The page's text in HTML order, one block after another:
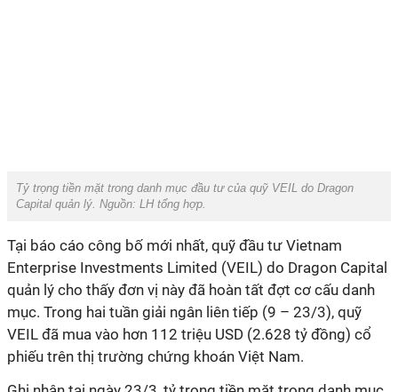
Tỷ trọng tiền mặt trong danh mục đầu tư của quỹ VEIL do Dragon
Capital quản lý. Nguồn: LH tổng hợp.
Tại báo cáo công bố mới nhất, quỹ đầu tư Vietnam
Enterprise Investments Limited (VEIL) do Dragon Capital
quản lý cho thấy đơn vị này đã hoàn tất đợt cơ cấu danh
mục. Trong hai tuần giải ngân liên tiếp (9 – 23/3), quỹ
VEIL đã mua vào hơn 112 triệu USD (2.628 tỷ đồng) cổ
phiếu trên thị trường chứng khoán Việt Nam.